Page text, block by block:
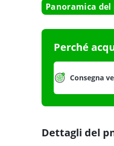
Panoramica
Perché
Consegna
Dettagli del